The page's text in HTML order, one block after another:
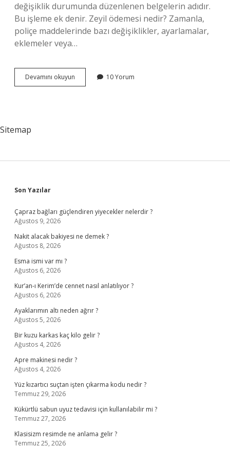
değişiklik durumunda düzenlenen belgelerin adıdır.
Bu işleme ek denir. Zeyil ödemesi nedir? Zamanla,
poliçe maddelerinde bazı değişiklikler, ayarlamalar,
eklemeler veya…
Devamını okuyun
Zeyil
10 Yorum
Sitemap
Sidebar
Son Yazılar
Çapraz bağları güçlendiren yiyecekler nelerdir ?
Ağustos 9, 2026
Nakit alacak bakiyesi ne demek ?
Ağustos 8, 2026
Esma ismi var mı ?
Ağustos 6, 2026
Kur’an-ı Kerim’de cennet nasıl anlatılıyor ?
Ağustos 6, 2026
Ayaklarımın altı neden ağrır ?
Ağustos 5, 2026
Bir kuzu karkas kaç kilo gelir ?
Ağustos 4, 2026
Apre makinesi nedir ?
Ağustos 4, 2026
Yüz kızartıcı suçtan işten çıkarma kodu nedir ?
Temmuz 29, 2026
Kükürtlü sabun uyuz tedavisi için kullanılabilir mi ?
Temmuz 27, 2026
Klasisizm resimde ne anlama gelir ?
Temmuz 25, 2026